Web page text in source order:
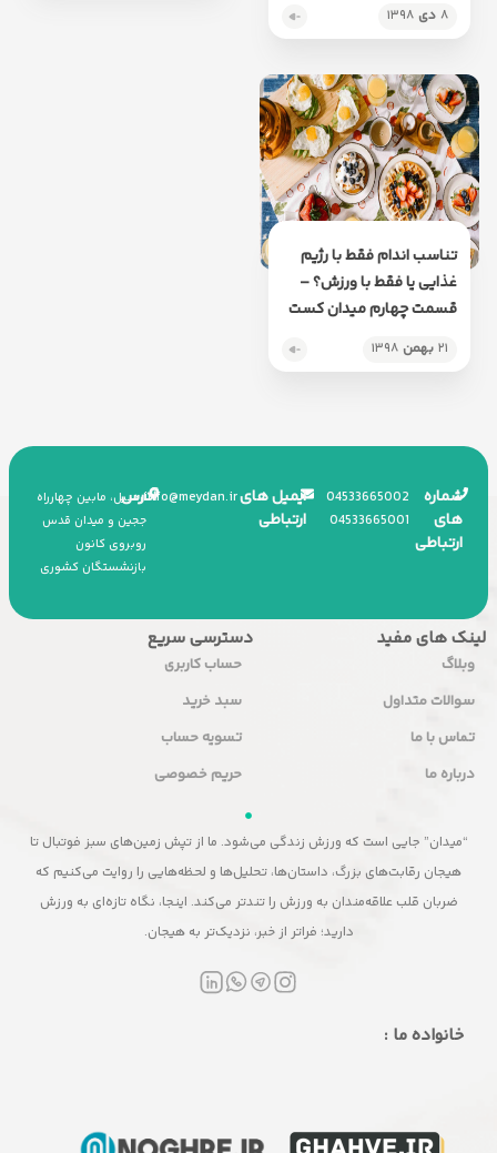
۸ دی ۱۳۹۸
تناسب اندام فقط با رژیم
غذایی یا فقط با ورزش؟ –
قسمت چهارم میدان کست
۲۱ بهمن ۱۳۹۸
شماره
های
ارتباطی
04533665002
04533665001
ایمیل های
ارتباطی
info@meydan.ir آدرس
اردبیل، مابین چهارراه
ججین و میدان قدس
روبروی کانون
بازنشستگان کشوری
لینک های مفید
وبلاگ
سوالات متداول
تماس با ما
درباره ما
دسترسی سریع
حساب کاربری
سبد خرید
تسویه حساب
حریم خصوصی
“میدان” جایی است که ورزش زندگی می‌شود. ما از تپش زمین‌های سبز فوتبال تا
هیجان رقابت‌های بزرگ، داستان‌ها، تحلیل‌ها و لحظه‌هایی را روایت می‌کنیم که
ضربان قلب علاقه‌مندان به ورزش را تندتر می‌کند. اینجا، نگاه تازه‌ای به ورزش
دارید؛ فراتر از خبر، نزدیک‌تر به هیجان.
خانواده ما :